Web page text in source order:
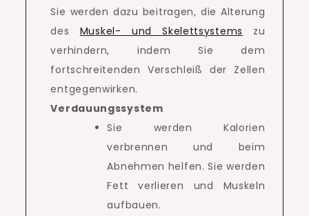
Sie werden dazu beitragen, die Alterung
des Muskel- und Skelettsystems zu
verhindern, indem Sie dem
fortschreitenden Verschleiß der Zellen
entgegenwirken.
Verdauungssystem
Sie werden Kalorien
verbrennen und beim
Abnehmen helfen. Sie werden
Fett verlieren und Muskeln
aufbauen.